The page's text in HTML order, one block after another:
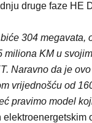
druge faze HE
304
KM u
Naravno da je
vrijednošću od
pravimo model